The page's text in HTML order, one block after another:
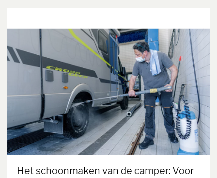
Het schoonmaken van de camper: Voor